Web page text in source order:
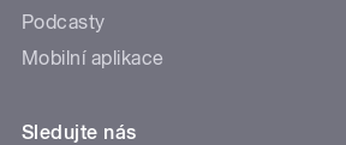
Podcasty
Mobilní aplikace
Sledujte nás